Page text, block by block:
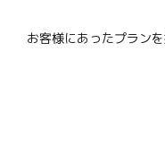
お客様にあったプラン